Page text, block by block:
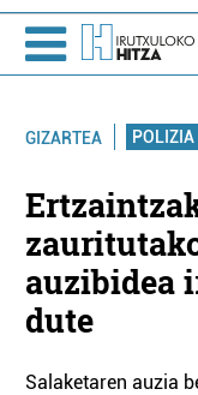
GIZARTEA
auzibidea
dute
Salaketaren auzia